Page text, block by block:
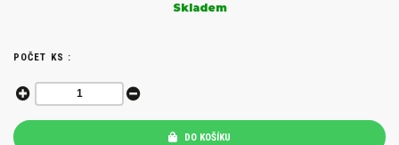
Skladem
POČET KS :
DO KOŠÍKU